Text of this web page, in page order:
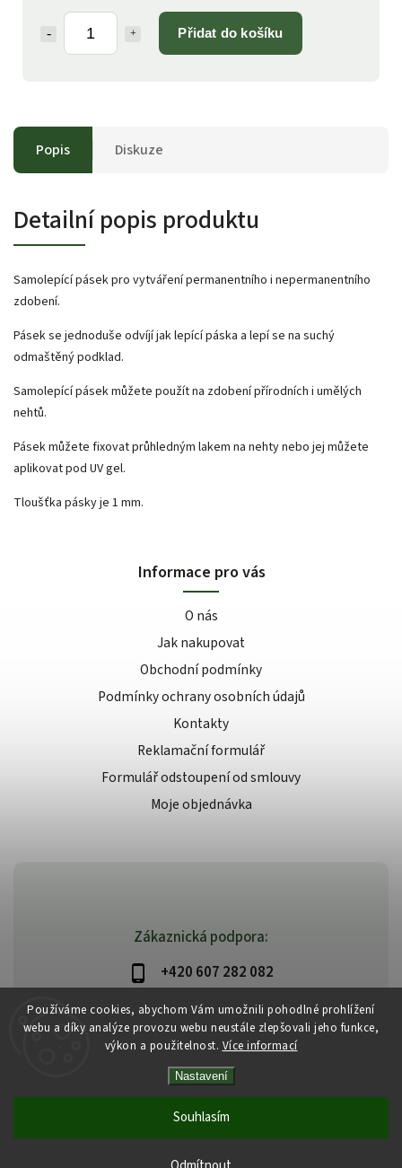
Používáme cookies, abychom Vám umožnili pohodlné prohlížení
webu a díky analýze provozu webu neustále zlepšovali jeho funkce,
výkon a použitelnost. Více informací
Nastavení
Souhlasím
Přidat do košíku
Popis Diskuze
Detailní popis produktu
Samolepící pásek pro vytváření permanentního i nepermanentního
zdobení.
Pásek se jednoduše odvíjí jak lepící páska a lepí se na suchý
odmaštěný podklad.
Samolepící pásek můžete použít na zdobení přírodních i umělých
nehtů.
Pásek můžete fixovat průhledným lakem na nehty nebo jej můžete
aplikovat pod UV gel.
Tloušťka pásky je 1 mm.
Zákaznická podpora:
+420 607 282 082
info@beautysystem.cz
Informace pro vás
O nás
Jak nakupovat
Obchodní podmínky
Podmínky ochrany osobních údajů
Kontakty
Reklamační formulář
Formulář odstoupení od smlouvy
Moje objednávka
Beautysystem.cz
VytvořilShoptet | Design